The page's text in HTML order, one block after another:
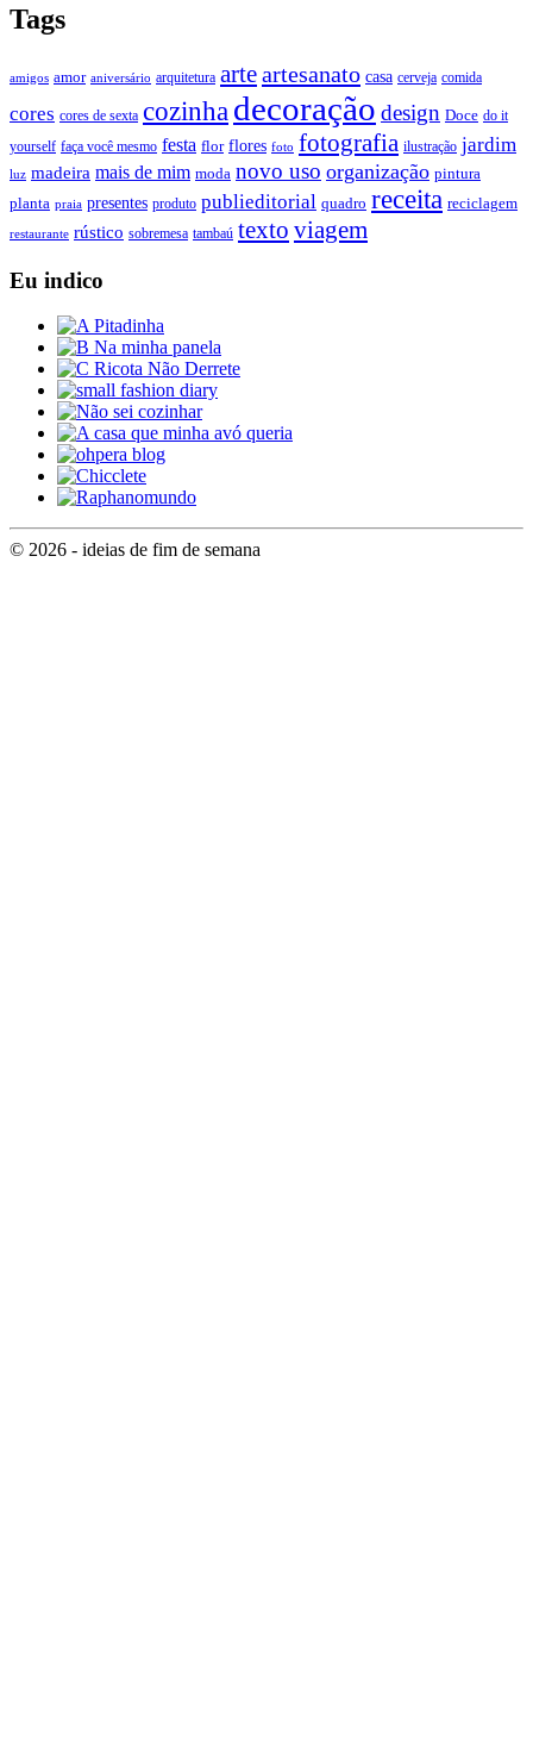
Tags
amigos amor aniversário arquitetura arteartesanato casa cerveja comida
cores cores de sexta cozinha decoração design Doce do it
yourself faça você mesmo festa flor flores foto fotografia ilustração jardim
luz madeira mais de mim moda novo uso organização pintura
planta praia presentes produto publieditorial quadro receita reciclagem
restaurante rústico sobremesa tambaú texto viagem
Eu indico
© 2026 - ideias de fim de semana